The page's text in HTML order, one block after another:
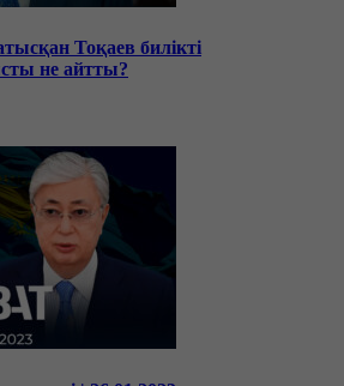
Тоқаев билікті
не айтты?